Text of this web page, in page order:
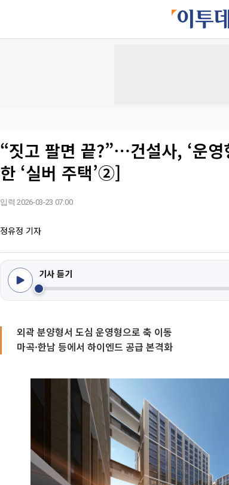
“짓고 팔면 끝?”⋯건설사, ‘운
한 ‘실버 주택’②]
입력 2026-03-23 07:00
정유정 기자
기사 듣기
외곽 분양형서 도심 운영형으로 축 이동
마곡·한남 등에서 하이엔드 공급 본격화